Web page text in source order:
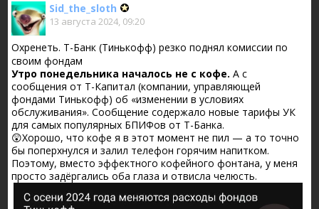
Sid_the_sloth
13 августа 2024, 09:20
Охренеть. Т-Банк (Тинькофф) резко поднял комиссии по
своим фондам
Утро понедельника началось не с кофе. А с
сообщения от Т-Капитал (компании, управляющей
фондами Тинькофф) об «изменении в условиях
обслуживания». Сообщение содержало новые тарифы УК
для самых популярных БПИФов от Т-Банка.
😲Хорошо, что кофе я в этот момент не пил — а то точно
бы поперхнулся и залил телефон горячим напитком.
Поэтому, вместо эффектного кофейного фонтана, у меня
просто задёргались оба глаза и отвисла челюсть.